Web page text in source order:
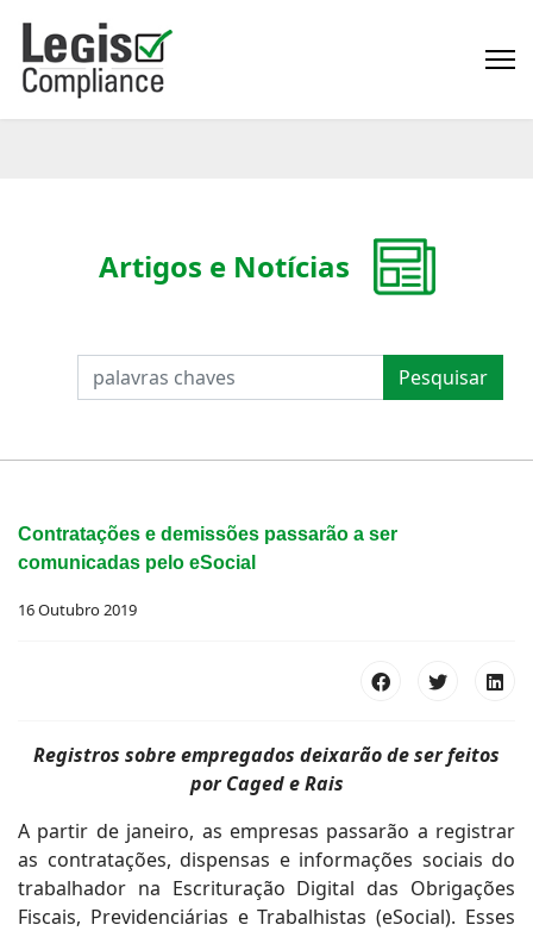
PESQUISAR Pesquisar
Artigos e Notícias
Contratações e demissões passarão a ser
comunicadas pelo eSocial
16 Outubro 2019
Registros sobre empregados deixarão de ser feitos
por Caged e Rais
A partir de janeiro, as empresas passarão a registrar
as contratações, dispensas e informações sociais do
trabalhador na Escrituração Digital das Obrigações
Fiscais, Previdenciárias e Trabalhistas (eSocial). Esses